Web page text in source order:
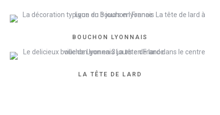
BOUCHON LYONNAIS
LA TÊTE DE LARD